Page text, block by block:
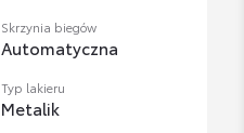
Skrzynia biegów
Automatyczna
Typ lakieru
Metalik